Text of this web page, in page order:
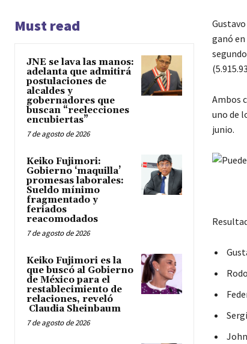
Must read
JNE se lava las manos:
adelanta que admitirá
postulaciones de
alcaldes y
gobernadores que
buscan “reelecciones
encubiertas”
7 de agosto de 2026
Keiko Fujimori:
Gobierno ‘maquilla’
promesas laborales:
Sueldo mínimo
fragmentado y
feriados
reacomodados
7 de agosto de 2026
Keiko Fujimori es la
que buscó al Gobierno
de México para el
restablecimiento de
relaciones, reveló
Claudia Sheinbaum
7 de agosto de 2026
ganó
Ambos
uno de
junio.